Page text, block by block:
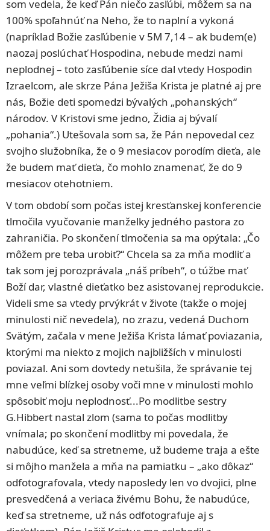
som vedela, že keď Pán niečo zasľúbi, môžem sa na
100% spoľahnúť na Neho, že to naplní a vykoná
(napríklad Božie zasľúbenie v 5M 7,14 – ak budem(e)
naozaj poslúchať Hospodina, nebude medzi nami
neplodnej – toto zasľúbenie síce dal vtedy Hospodin
Izraelcom, ale skrze Pána Ježiša Krista je platné aj pre
nás, Božie deti spomedzi bývalých „pohanských“
národov. V Kristovi sme jedno, Židia aj bývalí
„pohania“.) Utešovala som sa, že Pán nepovedal cez
svojho služobníka, že o 9 mesiacov porodím dieťa, ale
že budem mať dieťa, čo mohlo znamenať, že do 9
mesiacov otehotniem.
V tom období som počas istej kresťanskej konferencie
tlmočila vyučovanie manželky jedného pastora zo
zahraničia. Po skončení tlmočenia sa ma opýtala: „Čo
môžem pre teba urobiť?“ Chcela sa za mňa modliť a
tak som jej porozprávala „náš príbeh“, o túžbe mať
Boží dar, vlastné dieťatko bez asistovanej reprodukcie.
Videli sme sa vtedy prvýkrát v živote (takže o mojej
minulosti nič nevedela), no zrazu, vedená Duchom
Svätým, začala v mene Ježiša Krista lámať poviazania,
ktorými ma niekto z mojich najbližších v minulosti
poviazal. Ani som dovtedy netušila, že správanie tej
mne veľmi blízkej osoby voči mne v minulosti mohlo
spôsobiť moju neplodnosť...Po modlitbe sestry
G.Hibbert nastal zlom (sama to počas modlitby
vnímala; po skončení modlitby mi povedala, že
nabudúce, keď sa stretneme, už budeme traja a ešte
si môjho manžela a mňa na pamiatku – „ako dôkaz“
odfotografovala, vtedy naposledy len vo dvojici, plne
presvedčená a veriaca živému Bohu, že nabudúce,
keď sa stretneme, už nás odfotografuje aj s